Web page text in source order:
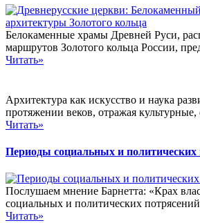
Белокаменные храмы Древней Руси,
маршрутов Золотого кольца России,
Читать»
Архитектура как искусство и наука
протяжении веков, отражая
Читать»
Периоды социальных и политических
Послушаем мнение Барнетта: «Крах
социальных и политических
Читать»